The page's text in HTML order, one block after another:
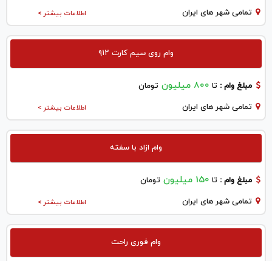
اطلاعات بیشتر > تمامی شهر های ایران
وام روی سیم کارت ۹۱۲
مبلغ وام : تا 800 میلیون تومان
اطلاعات بیشتر > تمامی شهر های ایران
وام ازاد با سفته
مبلغ وام : تا 150 میلیون تومان
اطلاعات بیشتر > تمامی شهر های ایران
وام فوری راحت